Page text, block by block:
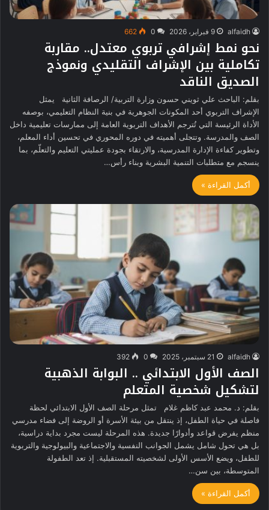
alfaidh 9 فبراير، 2026 0
662
نحو نمط إشرافي تربوي معتدل.. مقاربة
تكاملية بين الإشراف التقليدي ونموذج
الصديق الناقد
بقلم: الباحث علي ثويني حسون وزارة التربية/ الرصافة الثانية يمثل
الإشراف التربوي أحد المكونات الجوهرية في بنية النظام التعليمي، بوصفه
الأداة الرئيسة التي تُترجم الأهداف التربوية العامة إلى ممارسات تعليمية داخل
الصف والمدرسة. وتتجلى أهميته في دوره المحوري في تحسين أداء المعلم،
وتطوير كفاءة الإدارة المدرسية، والارتقاء بجودة عمليتي التعليم والتعلّم، بما
ينسجم مع متطلبات التنمية البشرية وبناء رأس…
أكمل القراءة »
alfaidh 21 سبتمبر، 2025 0
392
الصف الأول الابتدائي .. البوابة الذهبية
لتشكيل شخصية المتعلم
بقلم: د. محمد عبد كاظم غلام تمثل مرحلة الصف الأول الابتدائي لحظة
فاصلة في حياة الطفل، إذ ينتقل من بيئة الأسرة أو الروضة إلى فضاء مدرسي
منظم يفرض قواعد وأدوارًا جديدة. هذه المرحلة ليست مجرد بداية دراسية،
بل هي تحول شامل يشمل الجوانب النفسية والاجتماعية والبيولوجية والتربوية
للطفل، ويضع الأسس الأولى لشخصيته المستقبلية. إذ تعد الطفولة
المتوسطة، بين سن…
أكمل القراءة »